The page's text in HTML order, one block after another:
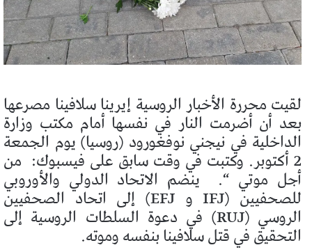
لقيت محررة الأخبار الروسية إيرينا سلافينا مصرعها
بعد أن أضرمت النار في نفسها أمام مكتب وزارة
الداخلية في نيجني نوفغورود (روسيا) يوم الجمعة
2 أكتوبر. وكتبت في وقت سابق على فيسبوك: من
أجل موتي “. ينضم الاتحاد الدولي والأوروبي
للصحفيين (IFJ و EFJ) إلى اتحاد الصحفيين
الروسي (RUJ) في دعوة السلطات الروسية إلى
التحقيق في قتل سلافينا بنفسه وموته.